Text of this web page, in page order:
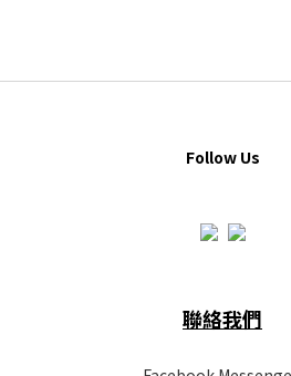
Follow Us
聯絡我們